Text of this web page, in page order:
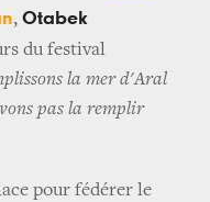
, Otabek
du festival
la mer d'Aral
pas la remplir
pour fédérer le